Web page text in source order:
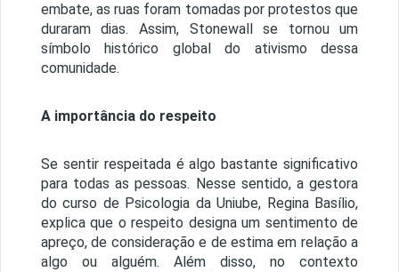
embate, as ruas foram tomadas por protestos que
duraram dias. Assim, Stonewall se tornou um
símbolo histórico global do ativismo dessa
comunidade.
A importância do respeito
Se sentir respeitada é algo bastante significativo
para todas as pessoas. Nesse sentido, a gestora
do curso de Psicologia da Uniube, Regina Basílio,
explica que o respeito designa um sentimento de
apreço, de consideração e de estima em relação a
algo ou alguém. Além disso, no contexto